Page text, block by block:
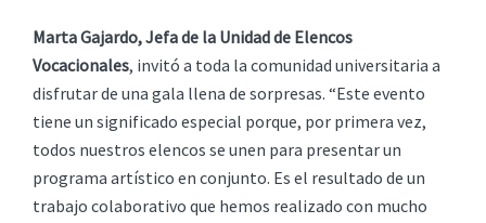
Marta Gajardo, Jefa de la Unidad de Elencos
Vocacionales, invitó a toda la comunidad universitaria a
disfrutar de una gala llena de sorpresas. “Este evento
tiene un significado especial porque, por primera vez,
todos nuestros elencos se unen para presentar un
programa artístico en conjunto. Es el resultado de un
trabajo colaborativo que hemos realizado con mucho